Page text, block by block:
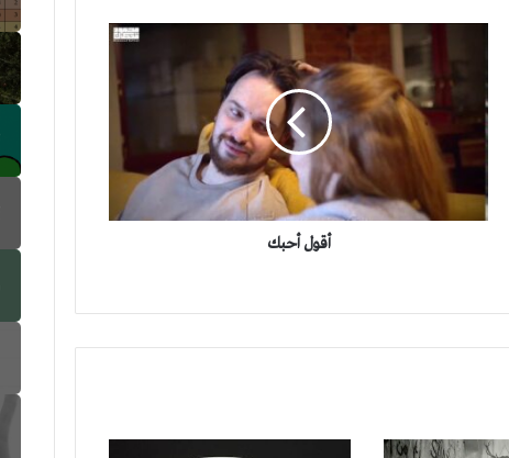
أقول أحبك
أقول أحبك